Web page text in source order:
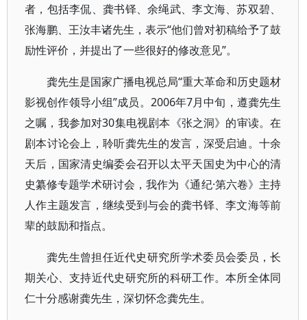
者，包括李侃、龚书铎、余绳武、李文海、苏双碧、
张海鹏、王汝丰诸先生，表示“他们曾对初稿给予了鼓
励性评价，并提出了一些很好的修改意见”。
龚先生是国家广播电视总局“重大革命和历史题材
影视创作领导小组”成员。2006年7月中旬，遵龚先生
之嘱，我参加对30集电视剧本《张之洞》的审读。在
剧本讨论会上，聆听龚先生的发言，深受启迪。十余
天后，国家清史编委会召开以太平天国史为中心的清
史纂修专题学术研讨会，我作为《通纪·第六卷》主持
人作主题发言，继续受到与会的龚书铎、李文海等前
辈的鼓励和指点。
龚先生曾担任近代史研究所学术委员会委员，长
期关心、支持近代史研究所的科研工作。本所全体同
仁十分感谢龚先生，深切怀念龚先生。